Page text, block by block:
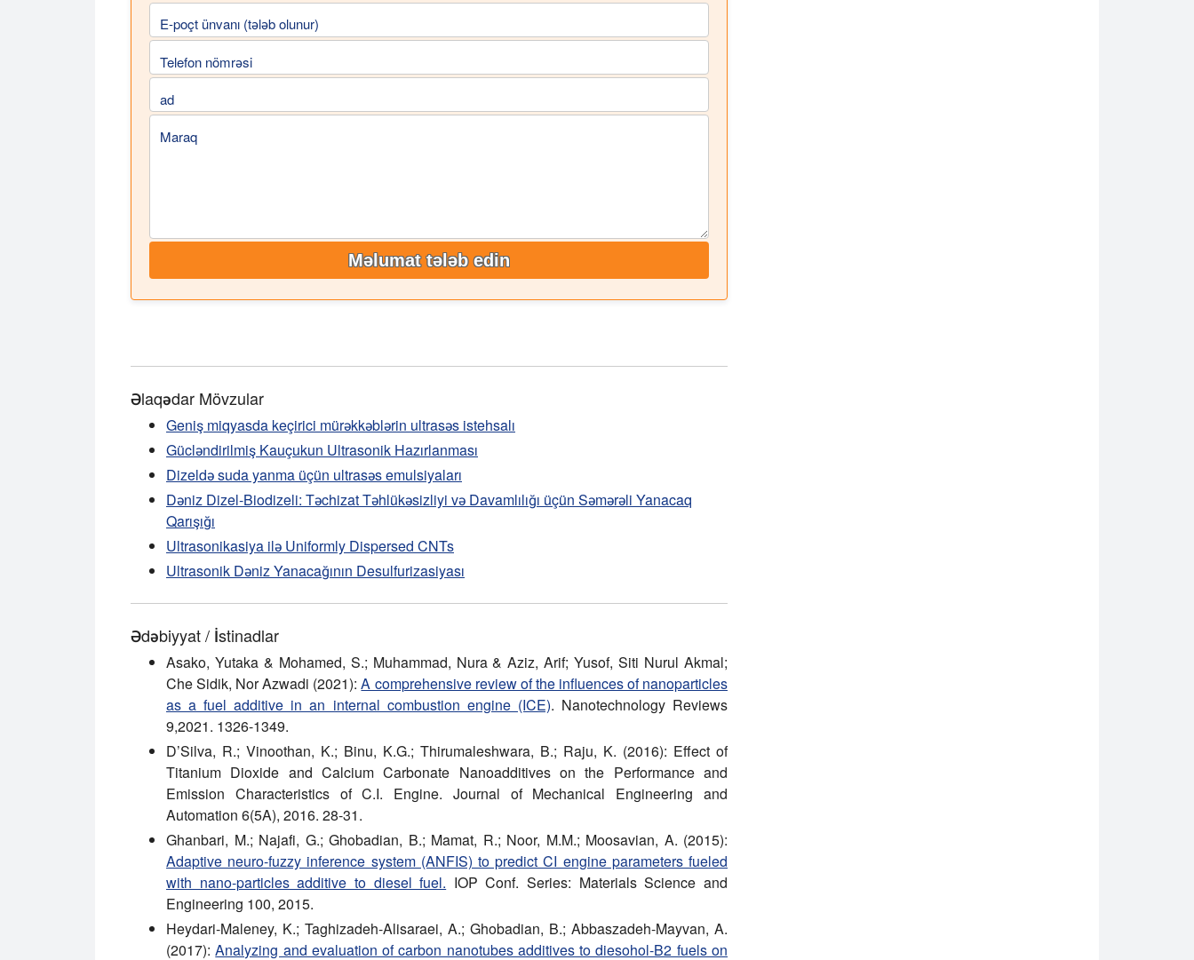
E-poçt ünvanı (tələb olunur)
Telefon nömrəsi
ad
Maraq
Məlumat tələb edin
Əlaqədar Mövzular
Geniş miqyasda keçirici mürəkkəblərin ultrasəs istehsalı
Gücləndirilmiş Kauçukun Ultrasonik Hazırlanması
Dizeldə suda yanma üçün ultrasəs emulsiyaları
Dəniz Dizel-Biodizeli: Təchizat Təhlükəsizliyi və Davamlılığı üçün Səmərəli Yanacaq
Qarışığı
Ultrasonikasiya ilə Uniformly Dispersed CNTs
Ultrasonik Dəniz Yanacağının Desulfurizasiyası
Ədəbiyyat / İstinadlar
Asako, Yutaka & Mohamed, S.; Muhammad, Nura & Aziz, Arif; Yusof, Siti Nurul Akmal;
Che Sidik, Nor Azwadi (2021):A comprehensive review of the influences of nanoparticles
as a fuel additive in an internal combustion engine (ICE). Nanotechnology Reviews
9,2021. 1326-1349.
D’Silva, R.; Vinoothan, K.; Binu, K.G.; Thirumaleshwara, B.; Raju, K. (2016): Effect of
Titanium Dioxide and Calcium Carbonate Nanoadditives on the Performance and
Emission Characteristics of C.I. Engine. Journal of Mechanical Engineering and
Automation 6(5A), 2016. 28-31.
Ghanbari, M.; Najafi, G.; Ghobadian, B.; Mamat, R.; Noor, M.M.; Moosavian, A. (2015):
Adaptive neuro-fuzzy inference system (ANFIS) to predict CI engine parameters fueled
with nano-particles additive to diesel fuel. IOP Conf. Series: Materials Science and
Engineering 100, 2015.
Heydari-Maleney, K.; Taghizadeh-Alisaraei, A.; Ghobadian, B.; Abbaszadeh-Mayvan, A.
(2017):Analyzing and evaluation of carbon nanotubes additives to diesohol-B2 fuels on